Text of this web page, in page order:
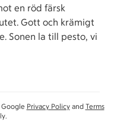
en röd färsk
Gott och krämigt
Sonen la till pesto, vi
Privacy Policyand Terms